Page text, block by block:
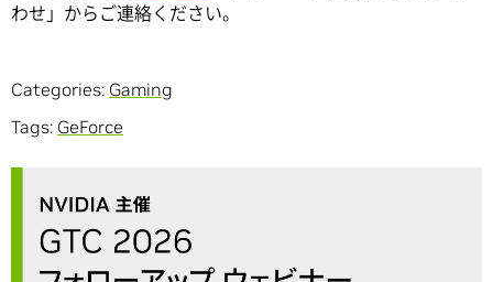
わせ」からご連絡ください。
Categories: Gaming
Tags: GeForce